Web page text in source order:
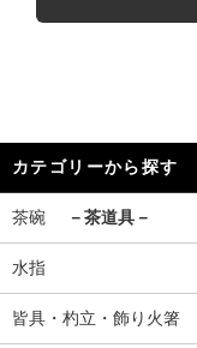
カテゴリーから探す
茶碗 －茶道具－
水指
皆具・杓立・飾り火箸